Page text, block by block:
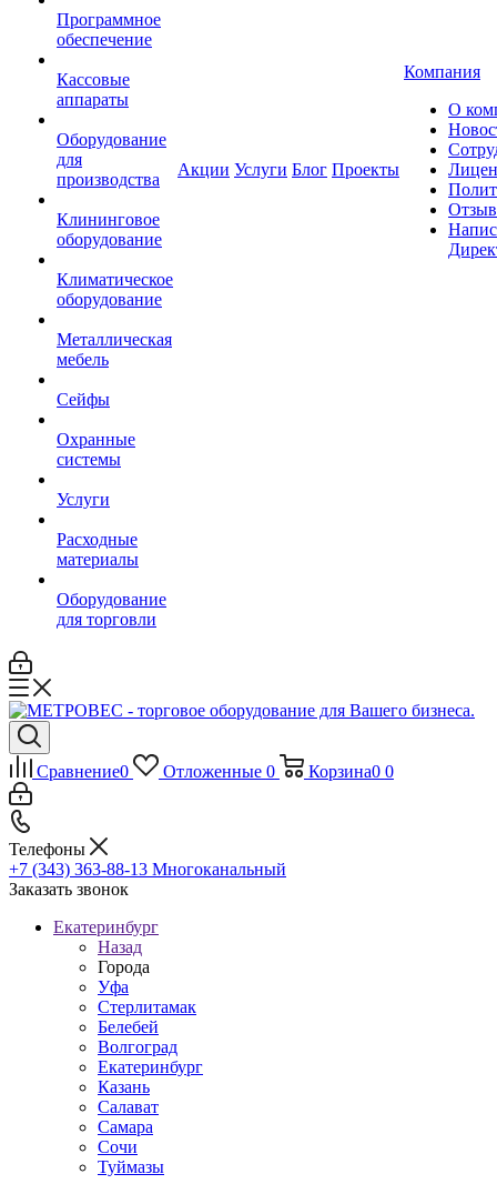
Программное
обеспечение
Кассовые
аппараты
Оборудование
для
производства
Клининговое
оборудование
Климатическое
оборудование
Металлическая
мебель
Сейфы
Охранные
системы
Услуги
Расходные
материалы
Оборудование
для торговли
Акции Услуги Блог Проекты
Компания
О
Сравнение0 Отложенные 0 Корзина0 0
Телефоны
+7 (343) 363-88-13 Многоканальный
Заказать звонок
Екатеринбург
Назад
Города
Уфа
Стерлитамак
Белебей
Волгоград
Екатеринбург
Казань
Салават
Самара
Сочи
Туймазы